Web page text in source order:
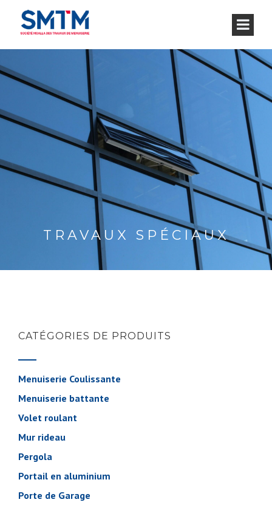
TRAVAUX SPÉCIAUX
CATÉGORIES DE PRODUITS
Menuiserie Coulissante
Menuiserie battante
Volet roulant
Mur rideau
Pergola
Portail en aluminium
Porte de Garage